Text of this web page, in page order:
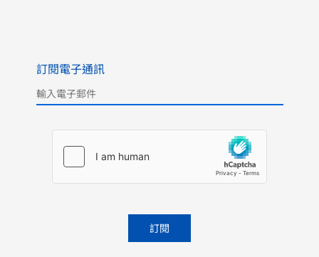
訂閱電子通訊